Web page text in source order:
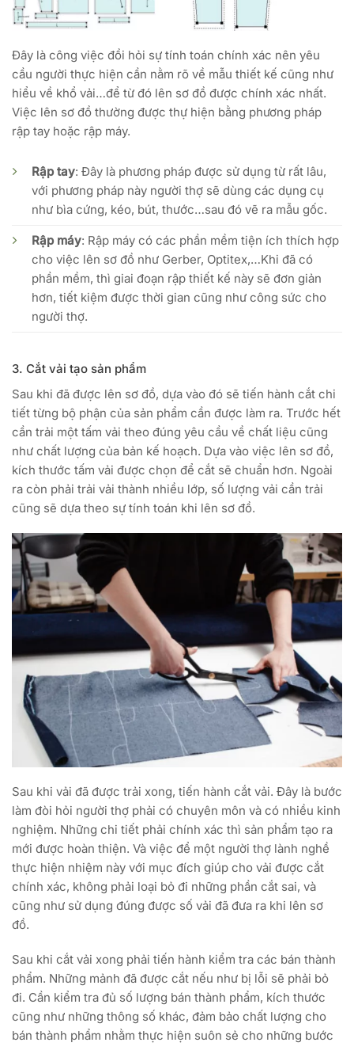
Đây là công việc đồi hỏi sự tính toán chính xác nên yêu
cầu người thực hiện cần nằm rõ về mẫu thiết kế cũng như
hiểu về khổ vải…để từ đó lên sơ đồ được chính xác nhất.
Việc lên sơ đồ thường được thự hiện bằng phương pháp
rập tay hoặc rập máy.
Rập tay: Đây là phương pháp được sử dụng từ rất lâu,
với phương pháp này người thợ sẽ dùng các dụng cụ
như bìa cứng, kéo, bút, thước…sau đó vẽ ra mẫu gốc.
Rập máy: Rập máy có các phần mềm tiện ích thích hợp
cho việc lên sơ đồ như Gerber, Optitex,…Khi đã có
phần mềm, thì giai đoạn rập thiết kế này sẽ đơn giản
hơn, tiết kiệm được thời gian cũng như công sức cho
người thợ.
3. Cắt vải tạo sản phẩm
Sau khi đã được lên sơ đồ, dựa vào đó sẽ tiến hành cắt chi
tiết từng bộ phận của sản phẩm cần được làm ra. Trước hết
cần trải một tấm vải theo đúng yêu cầu về chất liệu cũng
như chất lượng của bản kế hoạch. Dựa vào việc lên sơ đồ,
kích thước tấm vải được chọn để cắt sẽ chuẩn hơn. Ngoài
ra còn phải trải vải thành nhiều lớp, số lượng vải cần trải
cũng sẽ dựa theo sự tính toán khi lên sơ đồ.
Sau khi vải đã được trải xong, tiến hành cắt vải. Đây là bước
làm đòi hỏi người thợ phải có chuyên môn và có nhiều kinh
nghiệm. Những chi tiết phải chính xác thì sản phẩm tạo ra
mới được hoàn thiện. Và việc để một người thợ lành nghề
thực hiện nhiệm này với mục đích giúp cho vải được cắt
chính xác, không phải loại bỏ đi những phần cắt sai, và
cũng như sử dụng đúng được số vải đã đưa ra khi lên sơ
đồ.
Sau khi cắt vải xong phải tiến hành kiểm tra các bán thành
phẩm. Những mảnh đã được cắt nếu như bị lỗi sẽ phải bỏ
đi. Cần kiểm tra đủ số lượng bán thành phẩm, kích thước
cũng như những thông số khác, đảm bảo chất lượng cho
bán thành phẩm nhằm thực hiện suôn sẻ cho những bước